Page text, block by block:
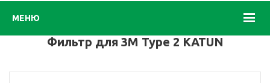
МЕНЮ
Фильтр для 3М Type 2 KATUN